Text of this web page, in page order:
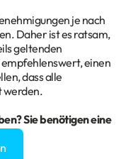
je nach
Daher ist es ratsam,
geltenden
einen
dass alle
werden.
? Sie benötigen eine